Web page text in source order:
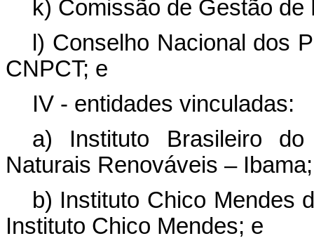
k) Comissão de Gestão
l) Conselho Nacional dos
CNPCT; e
IV - entidades vinculadas:
a) Instituto Brasileiro
Naturais Renováveis – Ibama;
b) Instituto Chico Mendes
Instituto Chico Mendes; e